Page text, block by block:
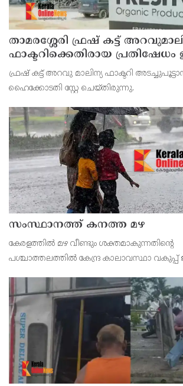
താമരശ്ശേരി ഫ്രഷ് കട്ട്
ഫാക്ടറിക്കെതിരായ പ്രതിഷേധം
തുടരും
ഫ്രഷ് കട്ട് അറവു മാലിന്യ ഫാക്ടറി
ഹൈക്കോടതി സ്റ്റേ ചെയ്തിരുന്നു.
സംസ്ഥാനത്ത് കനത്ത മഴ
കേരളത്തിൽ മഴ വീണ്ടും ശക്തമാകുന്നതിന്റെ
പശ്ചാത്തലത്തിൽ കേന്ദ്ര കാലാവസ്ഥാ വകുപ്പ്
അലർട്ട് പ്രഖ്യാപിച്ച